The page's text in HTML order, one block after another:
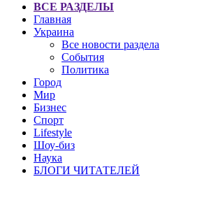
ВСЕ РАЗДЕЛЫ
Главная
Украина
Все новости раздела
События
Политика
Город
Мир
Бизнес
Спорт
Lifestyle
Шоу-биз
Наука
БЛОГИ ЧИТАТЕЛЕЙ